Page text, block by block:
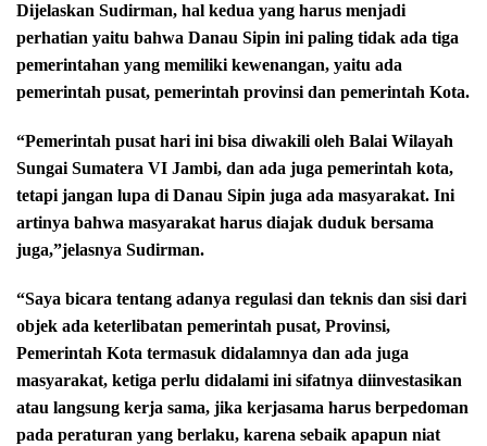
Dijelaskan Sudirman, hal kedua yang harus menjadi
perhatian yaitu bahwa Danau Sipin ini paling tidak ada tiga
pemerintahan yang memiliki kewenangan, yaitu ada
pemerintah pusat, pemerintah provinsi dan pemerintah Kota.
“Pemerintah pusat hari ini bisa diwakili oleh Balai Wilayah
Sungai Sumatera VI Jambi, dan ada juga pemerintah kota,
tetapi jangan lupa di Danau Sipin juga ada masyarakat. Ini
artinya bahwa masyarakat harus diajak duduk bersama
juga,”jelasnya Sudirman.
“Saya bicara tentang adanya regulasi dan teknis dan sisi dari
objek ada keterlibatan pemerintah pusat, Provinsi,
Pemerintah Kota termasuk didalamnya dan ada juga
masyarakat, ketiga perlu didalami ini sifatnya diinvestasikan
atau langsung kerja sama, jika kerjasama harus berpedoman
pada peraturan yang berlaku, karena sebaik apapun niat